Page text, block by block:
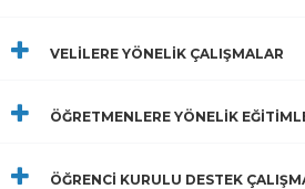
VELİLERE YÖNELİK ÇALIŞMALAR
ÖĞRETMENLERE YÖNELİK
ÖĞRENCİ KURULU DESTEK